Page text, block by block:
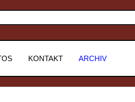
KONTAKT ARCHIV